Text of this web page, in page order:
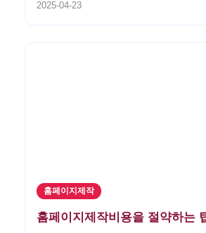
2025-04-23
홈페이지제작
홈페이지제작비용을 절약하는